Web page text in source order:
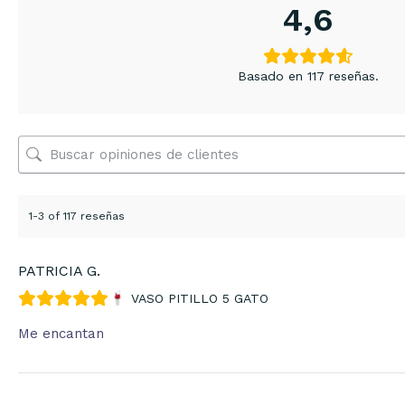
4,6
Basado en 117 reseñas.
1-3 of 117 reseñas
PATRICIA G.
VASO PITILLO 5 GATO
Me encantan